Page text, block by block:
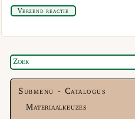
Verzend reactie
Submenu - Catalogus
Materiaalkeuzes